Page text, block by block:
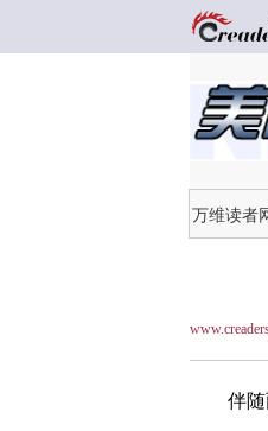
万维读者
伴随两